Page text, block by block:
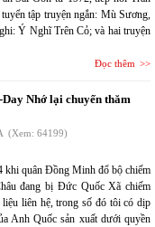
tập truyện ngắn: Mù Sương,
Ý Nghĩ Trên Cỏ; và hai truyện
Đọc thêm
Nhớ lại chuyến thăm
(Xem: 64199)
khi quân Đồng Minh đổ bộ chiếm
đang bị Đức Quốc Xã chiếm
liên hệ, trong số đó tôi có dịp
Anh Quốc sản xuất dưới quyền